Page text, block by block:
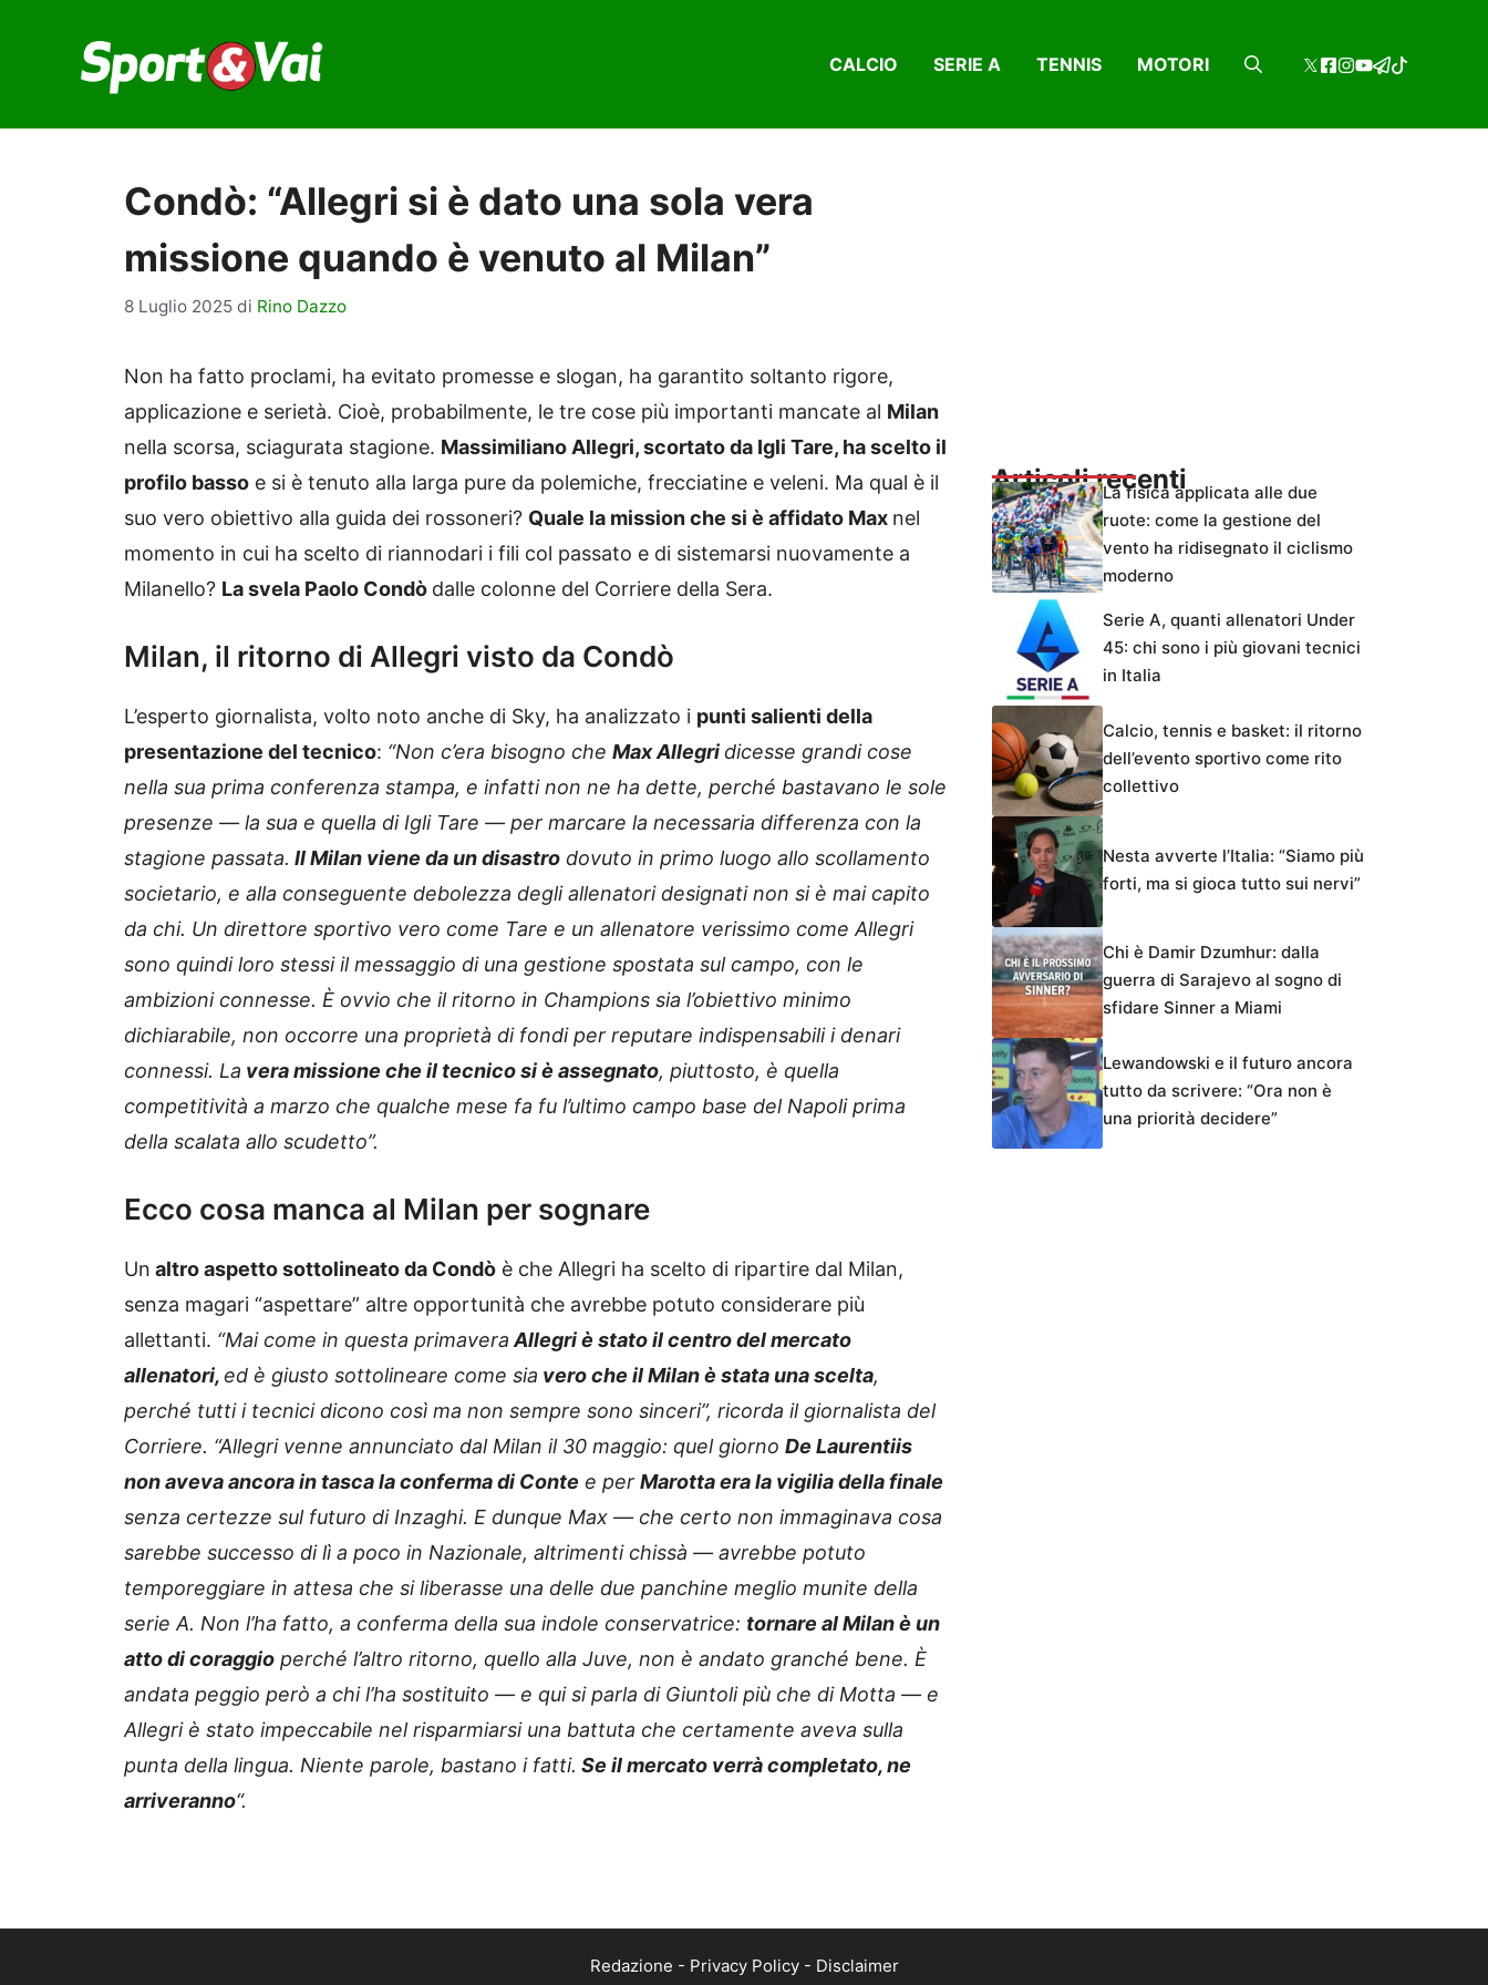
contenuto
CALCIO SERIE A TENNIS MOTORI
Condò: “Allegri si è dato una sola vera
missione quando è venuto al Milan”
8 Luglio 2025 di Rino Dazzo
Non ha fatto proclami, ha evitato promesse e slogan, ha garantito soltanto rigore,
applicazione e serietà. Cioè, probabilmente, le tre cose più importanti mancate al Milan
nella scorsa, sciagurata stagione. Massimiliano Allegri, scortato da Igli Tare, ha scelto il
profilo basso e si è tenuto alla larga pure da polemiche, frecciatine e veleni. Ma qual è il
suo vero obiettivo alla guida dei rossoneri? Quale la mission che si è affidato Max nel
momento in cui ha scelto di riannodari i fili col passato e di sistemarsi nuovamente a
Milanello? La svela Paolo Condò dalle colonne del Corriere della Sera.
Milan, il ritorno di Allegri visto da Condò
L’esperto giornalista, volto noto anche di Sky, ha analizzato i punti salienti della
presentazione del tecnico: “Non c’era bisogno che Max Allegridicesse grandi cose
nella sua prima conferenza stampa, e infatti non ne ha dette, perché bastavano le sole
presenze — la sua e quella di Igli Tare — per marcare la necessaria differenza con la
stagione passata. Il Milan viene da un disastro dovuto in primo luogo allo scollamento
societario, e alla conseguente debolezza degli allenatori designati non si è mai capito
da chi. Un direttore sportivo vero come Tare e un allenatore verissimo come Allegri
sono quindi loro stessi il messaggio di una gestione spostata sul campo, con le
ambizioni connesse. È ovvio che il ritorno in Champions sia l’obiettivo minimo
dichiarabile, non occorre una proprietà di fondi per reputare indispensabili i denari
connessi. La vera missione che il tecnico si è assegnato, piuttosto, è quella
competitività a marzo che qualche mese fa fu l’ultimo campo base del Napoli prima
della scalata allo scudetto”.
Ecco cosa manca al Milan per sognare
Un altro aspetto sottolineato da Condò è che Allegri ha scelto di ripartire dal Milan,
senza magari “aspettare” altre opportunità che avrebbe potuto considerare più
allettanti. “Mai come in questa primavera Allegri è stato il centro del mercato
allenatori,ed è giusto sottolineare come sia vero che il Milan è stata una scelta,
perché tutti i tecnici dicono così ma non sempre sono sinceri”, ricorda il giornalista del
Corriere. “Allegri venne annunciato dal Milan il 30 maggio: quel giorno De Laurentiis
non aveva ancora in tasca la conferma di Conte e per Marotta era la vigilia della finale
senza certezze sul futuro di Inzaghi. E dunque Max — che certo non immaginava cosa
sarebbe successo di lì a poco in Nazionale, altrimenti chissà — avrebbe potuto
temporeggiare in attesa che si liberasse una delle due panchine meglio munite della
serie A. Non l’ha fatto, a conferma della sua indole conservatrice: tornare al Milan è un
atto di coraggio perché l’altro ritorno, quello alla Juve, non è andato granché bene. È
andata peggio però a chi l’ha sostituito — e qui si parla di Giuntoli più che di Motta — e
Allegri è stato impeccabile nel risparmiarsi una battuta che certamente aveva sulla
punta della lingua. Niente parole, bastano i fatti. Se il mercato verrà completato, ne
arriveranno“.
Articoli recentiLa fisica applicata alle due
ruote: come la gestione del
vento ha ridisegnato il ciclismo
moderno
Serie A, quanti allenatori Under
45: chi sono i più giovani tecnici
in Italia
Calcio, tennis e basket: il ritorno
dell’evento sportivo come rito
collettivo
Nesta avverte l’Italia: “Siamo più
forti, ma si gioca tutto sui nervi”
Chi è Damir Dzumhur: dalla
guerra di Sarajevo al sogno di
sfidare Sinner a Miami
Lewandowski e il futuro ancora
tutto da scrivere: “Ora non è
una priorità decidere”
Redazione - Privacy Policy- Disclaimer